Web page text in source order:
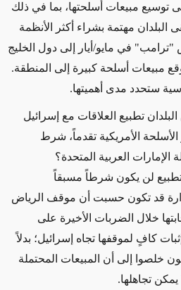
توسيع مبيعات أسلحتها، بما في ذلك
مهتمة بشراء أكثر الأنظمة
"ترامب" في مايو/أيار إلى دول الخليج
مبيعات أسلحة كبيرة إلى المنطقة.
ستحدد مدى أهميتها.
تطبيع العلاقات مع إسرائيل
الأمريكية تقدماً، شرط
الإمارات العربية المتحدة؟
لن يكون شرطاً مسبقاً
قد تكون حسبت أن موقف الرياض
خلال الضربات الأخيرة على
كافٍ لموقفها تجاه إسرائيل؛ بدلاً
خلصوا إلى أن المبيعات المحتملة
تجاهلها.